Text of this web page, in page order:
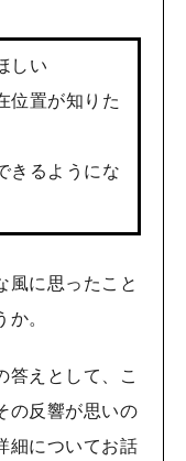
しい
位置が知りた
きるようにな
風に思ったこと
。
答えとして、こ
の反響が思いの
細についてお話